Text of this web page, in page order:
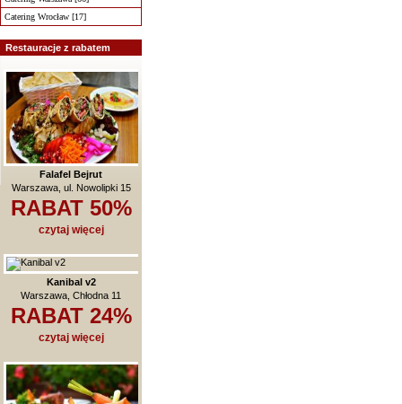
Catering Wrocław [17]
Restauracje z rabatem
Falafel Bejrut
Warszawa, ul. Nowolipki 15
RABAT 50%
czytaj więcej
Kanibal v2
Warszawa, Chłodna 11
RABAT 24%
czytaj więcej